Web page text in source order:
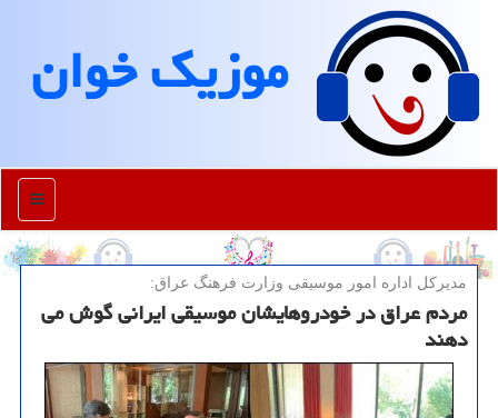
موزیك خوان
منو
مدیركل اداره امور موسیقی وزارت فرهنگ عراق:
مردم عراق در خودروهایشان موسیقی ایرانی گوش می
دهند